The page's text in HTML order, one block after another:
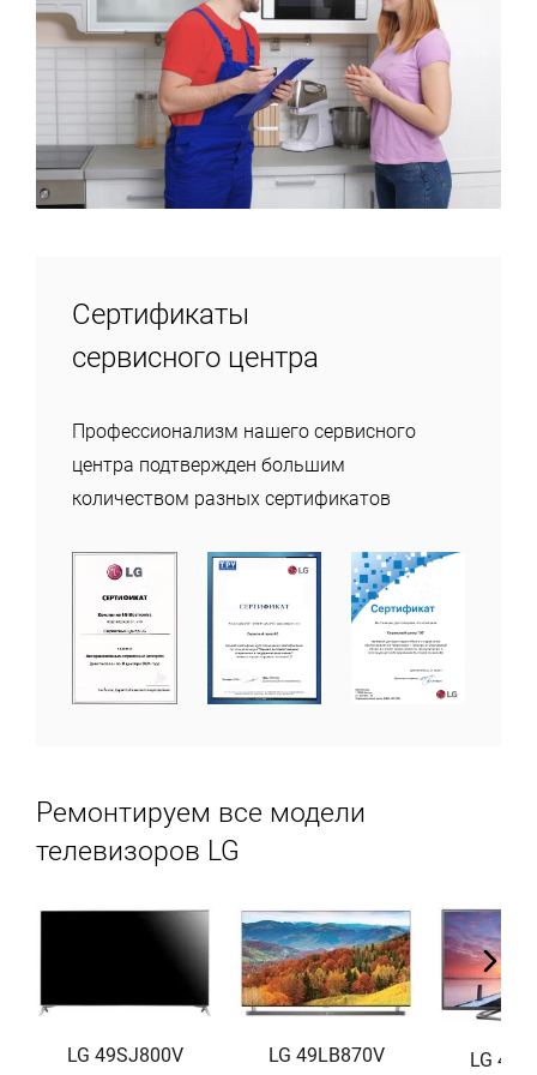
Сертификаты
сервисного центра
Профессионализм нашего сервисного
центра подтвержден большим
количеством разных сертификатов
Ремонтируем все модели
телевизоров LG
LG 49SJ800V LG 49LB870V LG